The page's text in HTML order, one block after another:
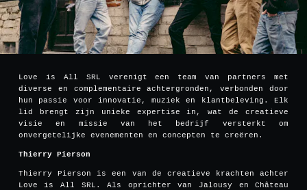
Love is All SRL verenigt een team van partners met
diverse en complementaire achtergronden, verbonden door
hun passie voor innovatie, muziek en klantbeleving. Elk
lid brengt zijn unieke expertise in, wat de creatieve
visie en missie van het bedrijf versterkt om
onvergetelijke evenementen en concepten te creëren.
Thierry Pierson
Thierry Pierson is een van de creatieve krachten achter
Love is All SRL. Als oprichter van Jalousy en Château